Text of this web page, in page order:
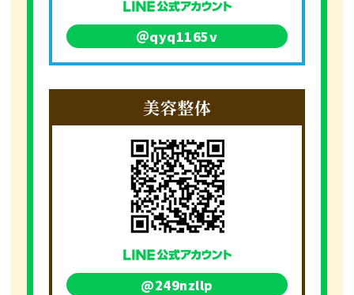
＠qyq1165v
美容整体
@249nzllp